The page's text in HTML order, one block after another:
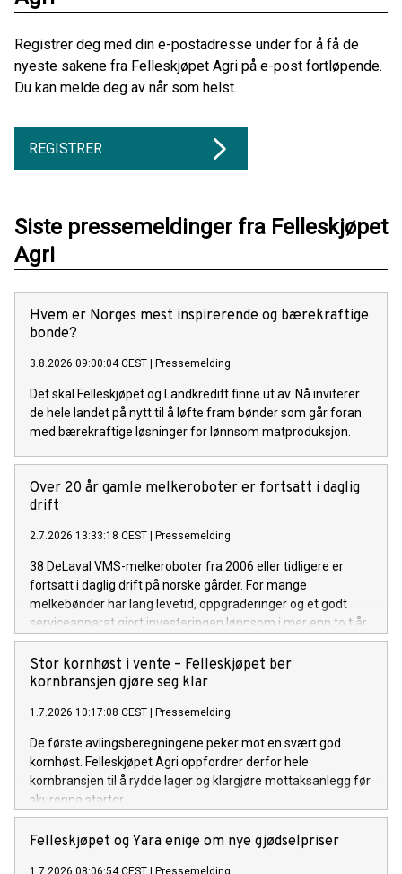
Registrer deg med din e-postadresse under for å få de
nyeste sakene fra Felleskjøpet Agri på e-post fortløpende.
Du kan melde deg av når som helst.
REGISTRER
Siste pressemeldinger fra Felleskjøpet
Agri
Hvem er Norges mest inspirerende og bærekraftige
bonde?
3.8.2026 09:00:04 CEST | Pressemelding
Det skal Felleskjøpet og Landkreditt finne ut av. Nå inviterer
de hele landet på nytt til å løfte fram bønder som går foran
med bærekraftige løsninger for lønnsom matproduksjon.
Over 20 år gamle melkeroboter er fortsatt i daglig
drift
2.7.2026 13:33:18 CEST | Pressemelding
38 DeLaval VMS-melkeroboter fra 2006 eller tidligere er
fortsatt i daglig drift på norske gårder. For mange
melkebønder har lang levetid, oppgraderinger og et godt
serviceapparat gjort investeringen lønnsom i mer enn to tiår.
Stor kornhøst i vente – Felleskjøpet ber
kornbransjen gjøre seg klar
1.7.2026 10:17:08 CEST | Pressemelding
De første avlingsberegningene peker mot en svært god
kornhøst. Felleskjøpet Agri oppfordrer derfor hele
kornbransjen til å rydde lager og klargjøre mottaksanlegg før
skuronna starter.
Felleskjøpet og Yara enige om nye gjødselpriser
1.7.2026 08:06:54 CEST | Pressemelding